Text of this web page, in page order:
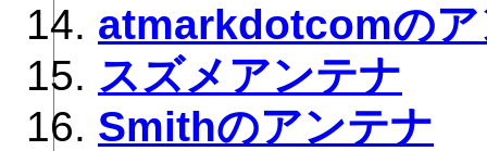
atmarkdotcomのア
スズメアンテナ
Smithのアンテナ